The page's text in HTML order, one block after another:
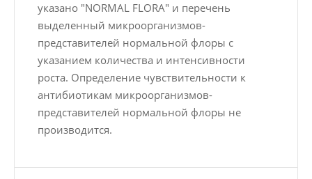
указано "NORMAL FLORA" и перечень
выделенный микроорганизмов-
представителей нормальной флоры с
указанием количества и интенсивности
роста. Определение чувствительности к
антибиотикам микроорганизмов-
представителей нормальной флоры не
производится.